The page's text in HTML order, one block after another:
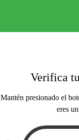
Verifica
Mantén presionado el
eres